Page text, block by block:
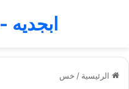
ابجديه - Abjadih
الرئيسية / خس